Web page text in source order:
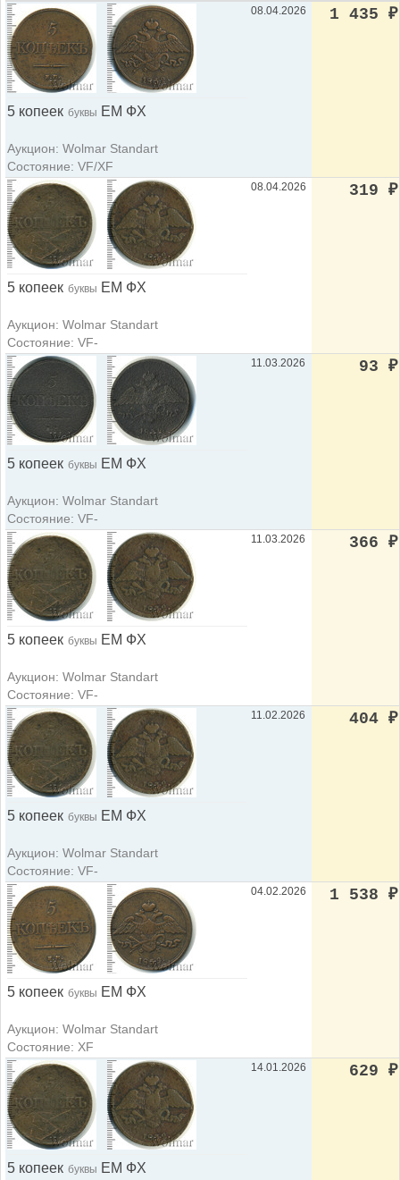
5 копеек буквы ЕМ ФХ
Аукцион: Wolmar Standart
Состояние: VF/XF
08.04.2026 1 435 ₽
5 копеек буквы ЕМ ФХ
Аукцион: Wolmar Standart
Состояние: VF-
08.04.2026 319 ₽
5 копеек буквы ЕМ ФХ
Аукцион: Wolmar Standart
Состояние: VF-
11.03.2026 93 ₽
5 копеек буквы ЕМ ФХ
Аукцион: Wolmar Standart
Состояние: VF-
11.03.2026 366 ₽
5 копеек буквы ЕМ ФХ
Аукцион: Wolmar Standart
Состояние: VF-
11.02.2026 404 ₽
5 копеек буквы ЕМ ФХ
Аукцион: Wolmar Standart
Состояние: XF
04.02.2026 1 538 ₽
5 копеек буквы ЕМ ФХ
14.01.2026 629 ₽